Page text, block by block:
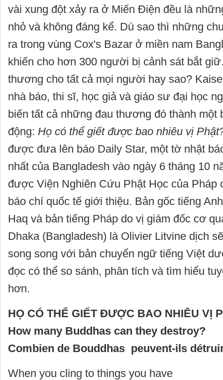
vài xung đột xảy ra ở Miến Điện đều là
nhỏ và không đáng kể. Dù sao thì những
ra trong vùng Cox's Bazar ở miền nam
khiến cho hơn 300 người bị cảnh sát bắt
thương cho tất cả mọi người hay sao?
nhà báo, thi sĩ, học giả và giáo sư đại học
biến tất cả những đau thương đó thành một
động: Họ có thể giết được bao nhiêu vị
được đưa lên báo Daily Star, một tờ nhật
nhất của Bangladesh vào ngày 6 tháng 10
được Viện Nghiên Cứu Phật Học của Pháp
báo chí quốc tế giới thiệu. Bản gốc tiếng
Haq và bản tiếng Pháp do vị giám đốc cơ
Dhaka (Bangladesh) là Olivier Litvine dịch
song song với bản chuyển ngữ tiếng Việt
đọc có thể so sánh, phân tích và tìm hiểu
hơn.
HỌ CÓ THỂ GIẾT ĐƯỢC BAO NHIÊU VỊ
How many Buddhas can they destroy?
Combien de Bouddhas peuvent-ils
When you cling to things you have